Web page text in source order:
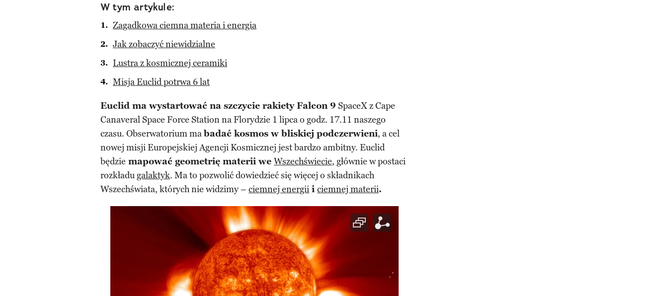
W tym artykule:
Zagadkowa ciemna materia i energia
Jak zobaczyć niewidzialne
Lustra z kosmicznej ceramiki
Misja Euclid potrwa 6 lat
Euclid ma wystartować na szczycie rakiety Falcon 9 SpaceX z Cape
Canaveral Space Force Station na Florydzie 1 lipca o godz. 17.11 naszego
czasu. Obserwatorium mabadać kosmos w bliskiej podczerwieni, a cel
nowej misji Europejskiej Agencji Kosmicznej jest bardzo ambitny. Euclid
będzie mapować geometrię materii we Wszechświecie, głównie w postaci
rozkładu galaktyk. Ma to pozwolić dowiedzieć się więcej o składnikach
Wszechświata, których nie widzimy – ciemnej energii i ciemnej materii.